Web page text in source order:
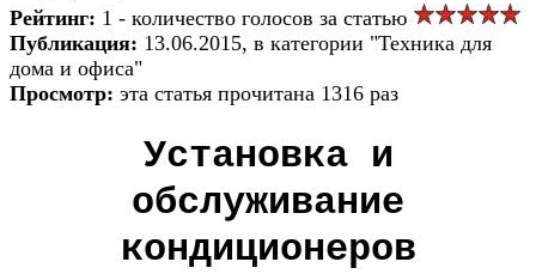
Рейтинг: 1 - количество голосов за статью
Публикация: 13.06.2015, в категории "Техника для
дома и офиса"
Просмотр: эта статья прочитана 1316 раз
Установка и
обслуживание
кондиционеров